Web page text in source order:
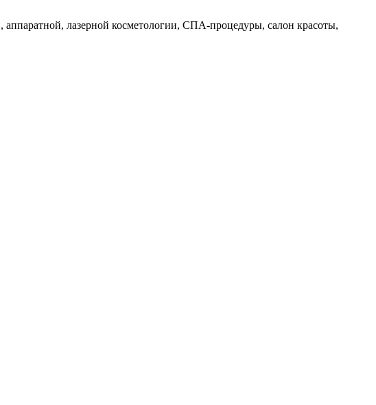
аппаратной, лазерной косметологии, СПА-процедуры, салон красоты,